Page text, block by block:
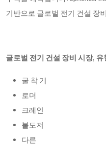
기반으로 글로벌 전기 건설 장
글로벌 전기 건설 장비 시장, 유
굴 착 기
로더
크레인
불도저
다른